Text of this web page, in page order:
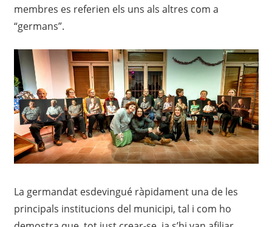
membres es referien els uns als altres com a
“germans”.
La germandat esdevingué ràpidament una de les
principals institucions del municipi, tal i com ho